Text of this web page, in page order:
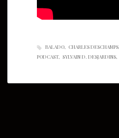
BALADO CHARLES DESCHAMPS
PODCAST
SYLVAIN D. DESJARDINS